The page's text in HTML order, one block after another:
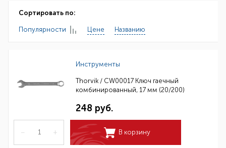
Сортировать по:
Популярности Цене Названию
Инструменты
Thorvik / CW00017 Ключ гаечный
комбинированный, 17 мм (20/200)
248 руб.
– + В корзину